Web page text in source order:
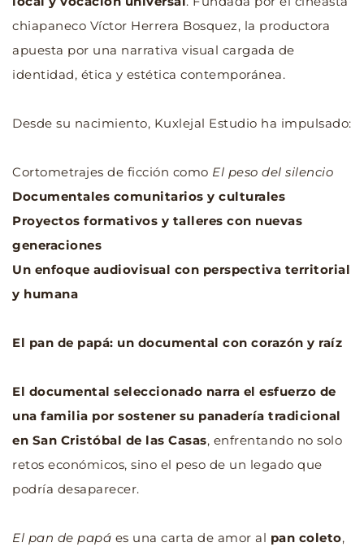
chiapaneco Víctor Herrera Bosquez, la productora
apuesta por una narrativa visual cargada de
identidad, ética y estética contemporánea.
Desde su nacimiento, Kuxlejal Estudio ha impulsado:
Cortometrajes de ficción como El peso del silencio
Documentales comunitarios y culturales
Proyectos formativos y talleres con nuevas
generaciones
Un enfoque audiovisual con perspectiva territorial
y humana
El pan de papá: un documental con corazón y raíz
El documental seleccionado narra el esfuerzo de
una familia por sostener su panadería tradicional
en San Cristóbal de las Casas, enfrentando no solo
retos económicos, sino el peso de un legado que
podría desaparecer.
El pan de papá es una carta de amor al pan coleto,